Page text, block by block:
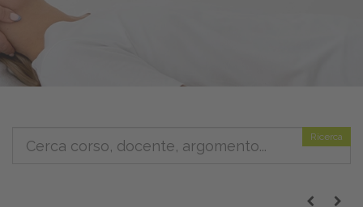
Ricerca